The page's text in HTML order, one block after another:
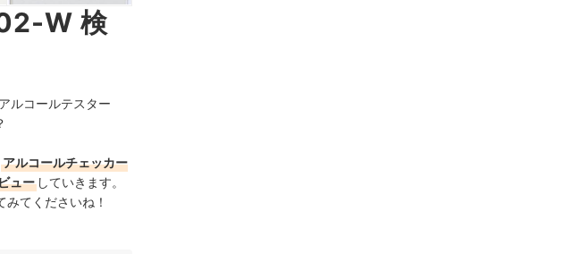
W 検
ルコールテスター
アルコールチェッカー
ュー していきます。
てくださいね！